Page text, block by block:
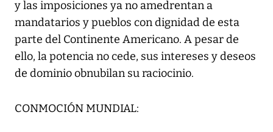
y las imposiciones ya no amedrentan a
mandatarios y pueblos con dignidad de esta
parte del Continente Americano. A pesar de
ello, la potencia no cede, sus intereses y deseos
de dominio obnubilan su raciocinio.
CONMOCIÓN MUNDIAL: